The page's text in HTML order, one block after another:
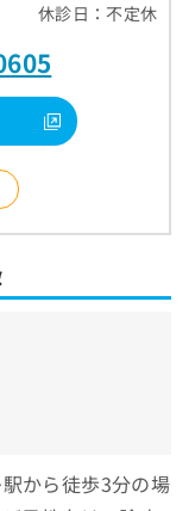
休診日：不定休
から徒歩3分の場